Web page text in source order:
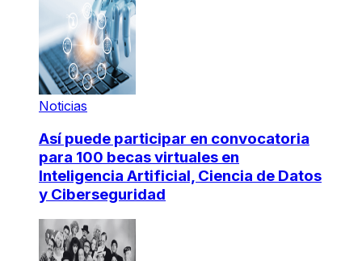
Noticias
Así puede participar en convocatoria
para 100 becas virtuales en
Inteligencia Artificial, Ciencia de Datos
y Ciberseguridad